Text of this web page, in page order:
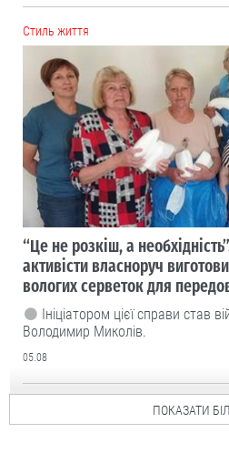
Cтиль життя
“Це не розкіш, а
активісти власноруч
вологих серветок для
Ініціатором цієї справи став
Володимир Миколів.
05.08
ПОКАЗАТИ